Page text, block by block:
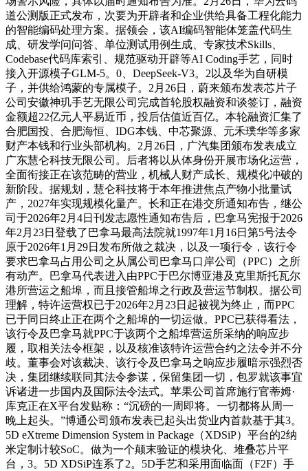
道公测版正式发布，次要为开辟者和企业供给具备工程化能力
的智能编码处理方案。据领会，该AI编码智能体笼盖代码生
成、研发学问问答、单位测试用例生成、专家技术Skills、
Codebase代码库索引、规范驱动开辟等AI Coding手艺，同时
接入开源模子GLM-5。0、DeepSeek-V3。2以及华为自研模
子，并供给鸿蒙的专属模子。2月26日，蔚来颁布发表芯片子
公司安徽神玑手艺无限公司完成首轮股权融资和谈签订，融资
金额超22亿元人平易近币，投后估值近百亿。本轮融资汇集了
合肥国投、合肥海恒、IDG本钱、中芯聚源、元禾璞华等多家
财产本钱和行业头部机构。2月26日，广汽集团颁布发表成立
广东慧仑科技无限公司。后者将以从体身份开展市场化运营，
全面衔接正在该范畴的营业，机械人财产成长、规模化冲破的
新阶段。据规划，慧仑科技将于本年推进焦点产物小批量试
产，2027年实现规模化量产。长和正在港交所通知布告，继公
司于2026年2月4日刊发志愿性通知布告后，巴拿马宪报于2026
年2月23日登载了巴拿马最高法院就1997年1月16日第5号法令
原于2026年1月29日发布所做之裁决，以及一项行令，该行令
要求巴拿马占用公司之从属公司巴拿马口岸公司（PPC）之所
有动产。巴拿马代表进入由PPC于巴尔博亚港及克里斯托瓦尔
港所营运之船埠，而且接管船埠之行政及营运节制权。据公司
理解，特许运营权已于2026年2月23日起被视为终止，而PPC
已于同日终止正在两个之船埠的一切运做。PPC已获得看法，
该行令及巴拿马就PPC于该两个之船埠营运所采纳的响应步
履，取相关法令框架，以及核准该特许运营合约之法令并不分
歧。董事会对该裁决、该行令及巴拿马之响应步履暗示强烈否
决，集团继续联同其法令参谋，保留集团一切，包罗就该事宜
诉诸进一步国内及国际法令法式。苹果公司首席施行官蒂姆·
库克正在X平台发贴称：“沉磅的一周即将。一切都将从周一
晚上起头。”博通公司颁布发表已起头出货业内首款基于其3。
5D eXtreme Dimension System in Package（XDSiP）平台的2纳
米定制计较SoC。做为一个颠末验证的模块化、堆叠芯片平
台，3。5D XDSiP连系了2。5D手艺和采用面临面（F2F）手